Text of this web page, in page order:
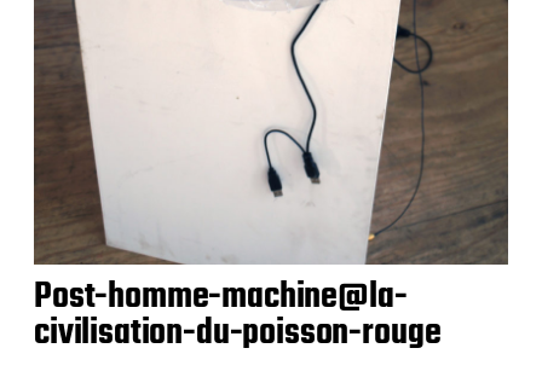
Post-homme-machine@la-
civilisation-du-poisson-rouge